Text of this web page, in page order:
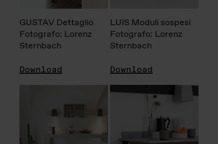
GUSTAV Dettaglio
Fotografo: Lorenz
Sternbach
Download
LUIS Moduli sospesi
Fotografo: Lorenz
Sternbach
Download